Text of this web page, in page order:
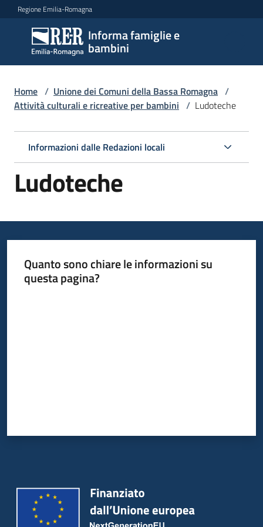
Vai al contenuto
Vai alla navigazione
Vai al footer
Regione Emilia-Romagna
Informa famiglie e
bambini
Informa
famiglie
e
bambini
Argomenti
Servizi
le
famiglie
Home / Unione dei Comuni della Bassa Romagna /
Attività culturali e ricreative per bambini / Ludoteche
Informazioni dalle Redazioni locali
Ludoteche
Quanto sono chiare le informazioni su
questa pagina?